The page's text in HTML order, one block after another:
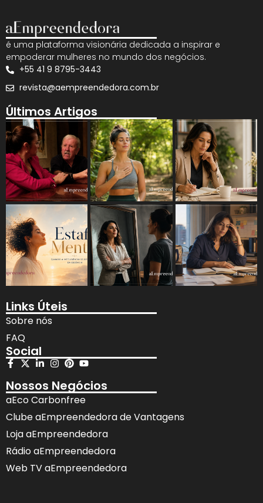
é uma plataforma visionária dedicada a inspirar e
empoderar mulheres no mundo dos negócios.
+55 41 9 8795-3443
revista@aempreendedora.com.br
Últimos Artigos
Links Úteis
Sobre nós
FAQ
Social
Nossos Negócios
aEco Carbonfree
Clube aEmpreendedora de Vantagens
Loja aEmpreendedora
Rádio aEmpreendedora
Web TV aEmpreendedora